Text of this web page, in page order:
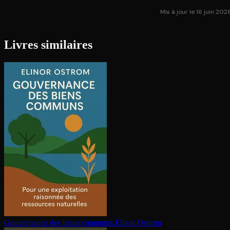
Mis à jour le 16 juin
Livres similaires
Gouvernance des biens communs Elinor Ostrom